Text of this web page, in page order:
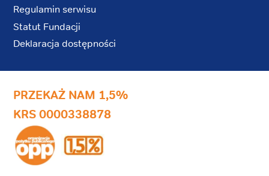
Regulamin serwisu
Statut Fundacji
Deklaracja dostępności
PRZEKAŻ NAM 1,5%
KRS 0000338878